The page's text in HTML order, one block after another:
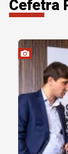
Cefetra